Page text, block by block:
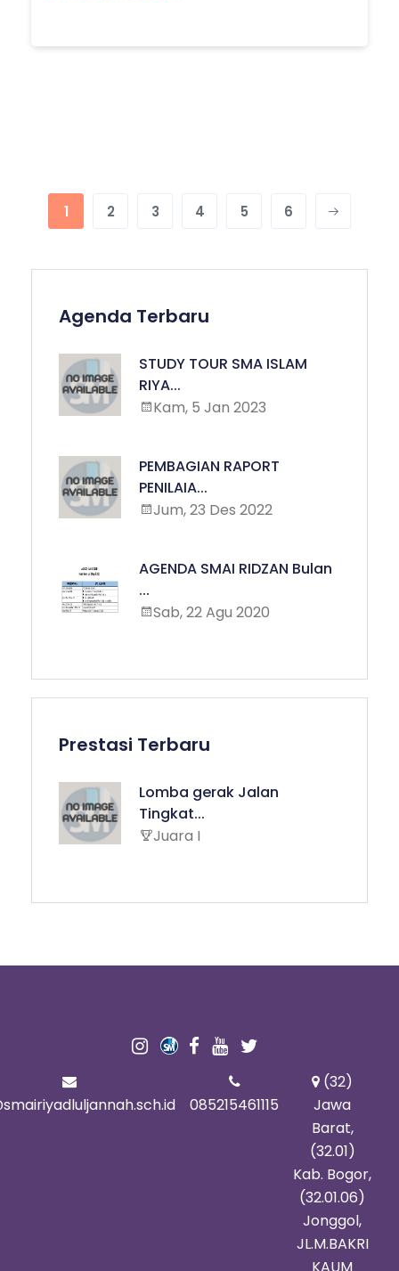
1 2 3 4 5 6
Agenda Terbaru
STUDY TOUR SMA ISLAM
RIYA...
Kam, 5 Jan 2023
PEMBAGIAN RAPORT
PENILAIA...
Jum, 23 Des 2022
AGENDA SMAI RIDZAN Bulan
...
Sab, 22 Agu 2020
Prestasi Terbaru
Lomba gerak Jalan
Tingkat...
Juara I
085215461115
(32)
Jawa
Barat,
(32.01)
Kab. Bogor,
(32.01.06)
Jonggol,
JL.M.BAKRI
KAUM